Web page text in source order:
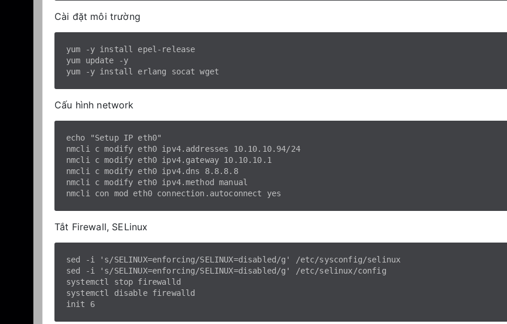
Cài đặt môi trường
yum -y install epel-release
yum update -y
Cấu hình network
echo "Setup IP eth0"
nmcli c modify eth0 ipv4.addresses 10.10.10.94/24
nmcli c modify eth0 ipv4.gateway 10.10.10.1
nmcli c modify eth0 ipv4.dns 8.8.8.8
nmcli c modify eth0 ipv4.method manual
Tắt Firewall, SELinux
sed -i 's/SELINUX=enforcing/SELINUX=disabled/g' /etc/sysconfig/selinux
sed -i 's/SELINUX=enforcing/SELINUX=disabled/g' /etc/selinux/config
systemctl stop firewalld
systemctl disable firewalld
init 6